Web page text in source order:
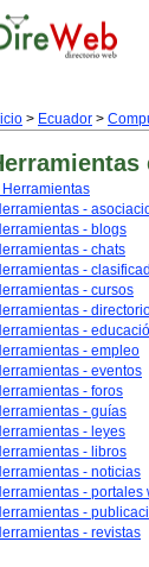
> Ecuador >
Herramientas
-
- blogs
- chats
-
- cursos
-
-
- empleo
- eventos
- foros
- guías
- leyes
- libros
- noticias
- portales
-
- revistas